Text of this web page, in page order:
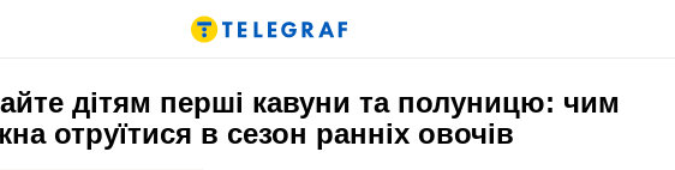
дітям перші кавуни та полуницю: чим
отруїтися в сезон ранніх овочів